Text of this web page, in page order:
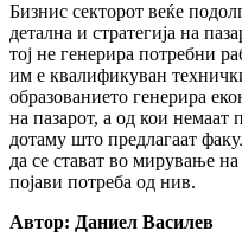
Бизнис секторот веќе
детална и стратегија на
тој не генерира потребни
им е квалификуван
образованието генерира
на пазарот, а од кои
дотаму што предлагаат
да се стават во мирување
појави потреба од нив.
Автор: Даниел Василев